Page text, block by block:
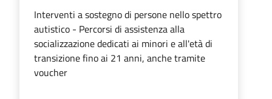
Interventi a sostegno di persone nello spettro
autistico - Percorsi di assistenza alla
socializzazione dedicati ai minori e all'età di
transizione fino ai 21 anni, anche tramite
voucher